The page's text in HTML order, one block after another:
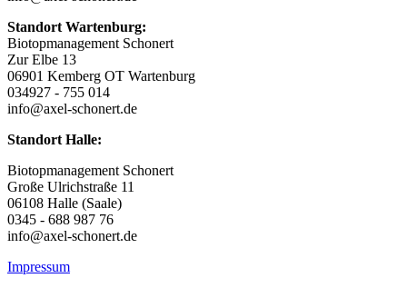
Standort Wartenburg:
Biotopmanagement Schonert
Zur Elbe 13
06901 Kemberg OT Wartenburg
034927 - 755 014
info@axel-schonert.de
Standort Halle:
Biotopmanagement Schonert
Große Ulrichstraße 11
06108 Halle (Saale)
0345 - 688 987 76
info@axel-schonert.de
Impressum